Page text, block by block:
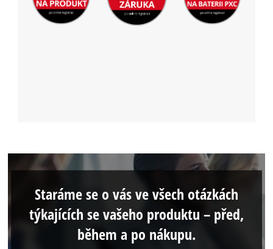
Staráme se o vás ve všech otázkách
týkajících se vašeho produktu – před,
během a po nákupu.